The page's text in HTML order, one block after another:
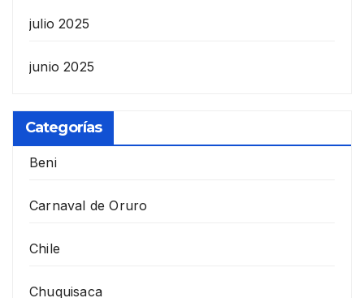
julio 2025
junio 2025
Categorías
Beni
Carnaval de Oruro
Chile
Chuquisaca